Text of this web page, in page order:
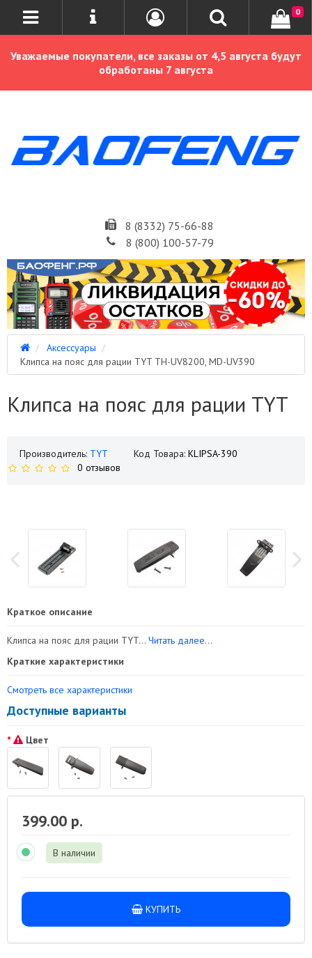
Уважаемые покупатели, все заказы от 4,5 августа будут
обработаны 7 августа
8 (8332) 75-66-88
8 (800) 100-57-79
0
Аксессуары
Клипса на пояс для рации TYT TH-UV8200, MD-UV390
Клипса на пояс для рации TYT
Производитель: TYT Код Товара: KLIPSA-390
0 отзывов
Краткое описание
Клипса на пояс для рации TYT... Читать далее...
Краткие характеристики
Смотреть все характеристики
Доступные варианты
Цвет
399.00 р.
В наличии
КУПИТЬ